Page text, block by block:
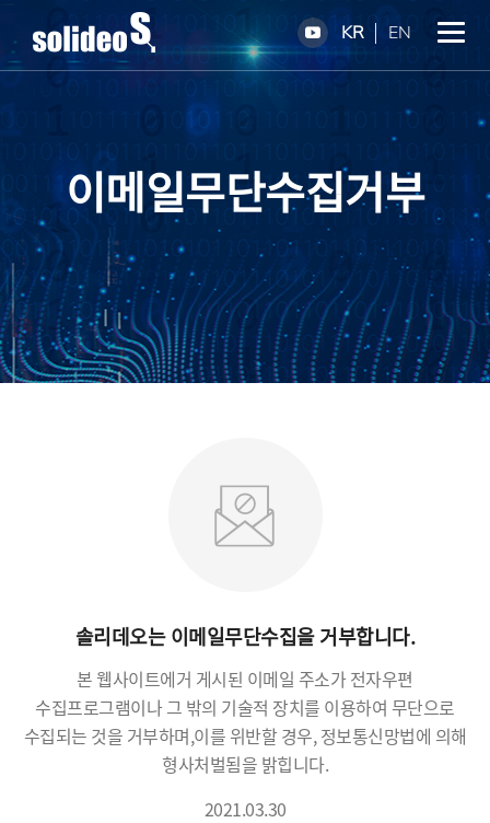
KR EN
이메일무단수집거부
솔리데오는 이메일무단수집을 거부합니다.
본 웹사이트에거 게시된 이메일 주소가 전자우편
수집프로그램이나 그 밖의 기술적 장치를 이용하여 무단으로
수집되는 것을 거부하며,이를 위반할 경우, 정보통신망법에 의해
형사처벌됨을 밝힙니다.
2021.03.30